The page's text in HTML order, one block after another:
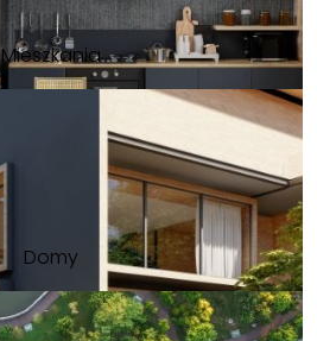
Mieszkania
Domy